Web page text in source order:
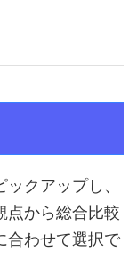
クアップし、
点から総合比較
合わせて選択で